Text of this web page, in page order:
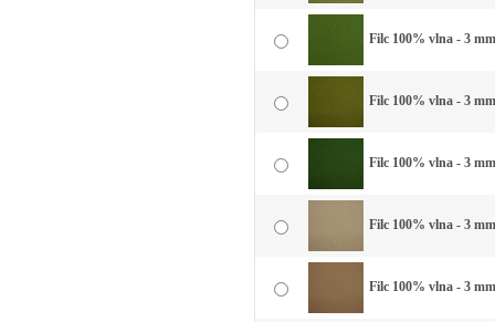
Filc 100% vlna - 3
Filc 100% vlna - 3
Filc 100% vlna - 3
Filc 100% vlna - 3
Filc 100% vlna - 3